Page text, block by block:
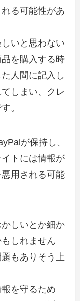
る可能性があ
いと思わない
を購入する時
人間に記入し
しまい、クレ
。
が保持し、
トには情報が
用される可能
しいとか細か
しれません
もありそう上
を守るため